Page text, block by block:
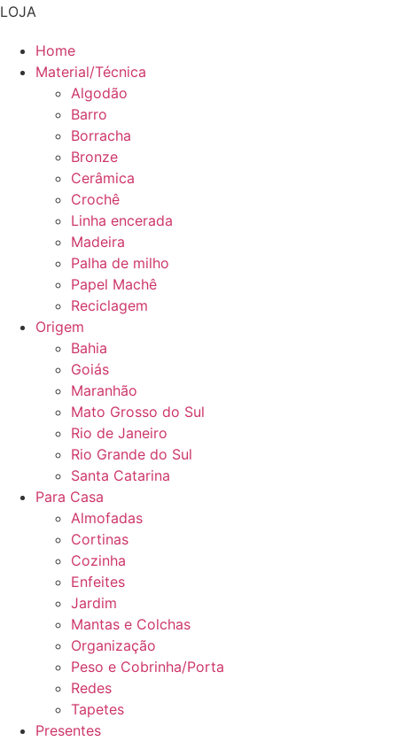
LOJA
Home
Material/Técnica
Algodão
Barro
Borracha
Bronze
Cerâmica
Crochê
Linha encerada
Madeira
Palha de milho
Papel Machê
Reciclagem
Origem
Bahia
Goiás
Maranhão
Mato Grosso do Sul
Rio de Janeiro
Rio Grande do Sul
Santa Catarina
Para Casa
Almofadas
Cortinas
Cozinha
Enfeites
Jardim
Mantas e Colchas
Organização
Peso e Cobrinha/Porta
Redes
Tapetes
Presentes